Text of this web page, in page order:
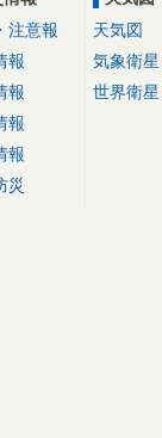
注意報
報
報
報
報
災
天気図
気象衛星
世界衛星